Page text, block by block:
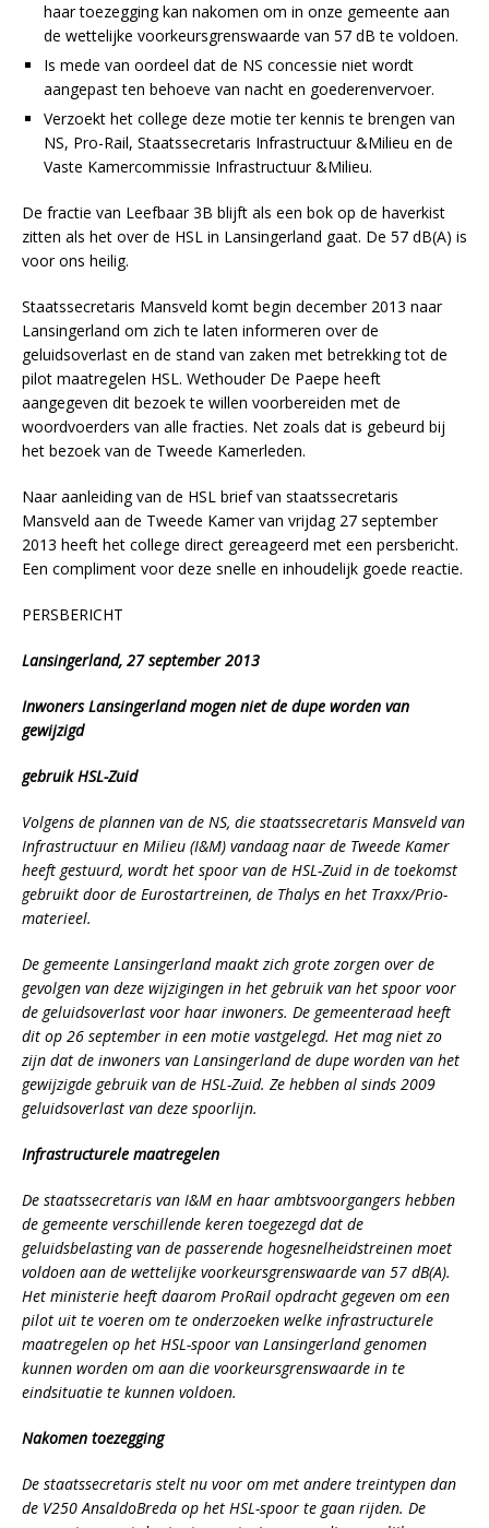
haar toezegging kan nakomen om in onze gemeente aan
de wettelijke voorkeursgrenswaarde van 57 dB te voldoen.
Is mede van oordeel dat de NS concessie niet wordt
aangepast ten behoeve van nacht en goederenvervoer.
Verzoekt het college deze motie ter kennis te brengen van
NS, Pro-Rail, Staatssecretaris Infrastructuur &Milieu en de
Vaste Kamercommissie Infrastructuur &Milieu.
De fractie van Leefbaar 3B blijft als een bok op de haverkist
zitten als het over de HSL in Lansingerland gaat. De 57 dB(A) is
voor ons heilig.
Staatssecretaris Mansveld komt begin december 2013 naar
Lansingerland om zich te laten informeren over de
geluidsoverlast en de stand van zaken met betrekking tot de
pilot maatregelen HSL. Wethouder De Paepe heeft
aangegeven dit bezoek te willen voorbereiden met de
woordvoerders van alle fracties. Net zoals dat is gebeurd bij
het bezoek van de Tweede Kamerleden.
Naar aanleiding van de HSL brief van staatssecretaris
Mansveld aan de Tweede Kamer van vrijdag 27 september
2013 heeft het college direct gereageerd met een persbericht.
Een compliment voor deze snelle en inhoudelijk goede reactie.
PERSBERICHT
Lansingerland, 27 september 2013
Inwoners Lansingerland mogen niet de dupe worden van
gewijzigd
gebruik HSL-Zuid
Volgens de plannen van de NS, die staatssecretaris Mansveld van
Infrastructuur en Milieu (I&M) vandaag naar de Tweede Kamer
heeft gestuurd, wordt het spoor van de HSL-Zuid in de toekomst
gebruikt door de Eurostartreinen, de Thalys en het Traxx/Prio-
materieel.
De gemeente Lansingerland maakt zich grote zorgen over de
gevolgen van deze wijzigingen in het gebruik van het spoor voor
de geluidsoverlast voor haar inwoners. De gemeenteraad heeft
dit op 26 september in een motie vastgelegd. Het mag niet zo
zijn dat de inwoners van Lansingerland de dupe worden van het
gewijzigde gebruik van de HSL-Zuid. Ze hebben al sinds 2009
geluidsoverlast van deze spoorlijn.
Infrastructurele maatregelen
De staatssecretaris van I&M en haar ambtsvoorgangers hebben
de gemeente verschillende keren toegezegd dat de
geluidsbelasting van de passerende hogesnelheidstreinen moet
voldoen aan de wettelijke voorkeursgrenswaarde van 57 dB(A).
Het ministerie heeft daarom ProRail opdracht gegeven om een
pilot uit te voeren om te onderzoeken welke infrastructurele
maatregelen op het HSL-spoor van Lansingerland genomen
kunnen worden om aan die voorkeursgrenswaarde in te
eindsituatie te kunnen voldoen.
Nakomen toezegging
De staatssecretaris stelt nu voor om met andere treintypen dan
de V250 AnsaldoBreda op het HSL-spoor te gaan rijden. De